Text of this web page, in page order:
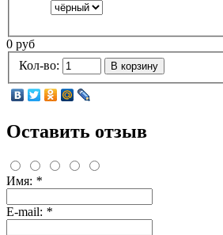
0 руб
Кол-во:
В корзину
Оставить отзыв
Имя: *
E-mail: *